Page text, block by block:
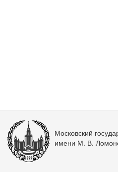
Московский
имени М. В.